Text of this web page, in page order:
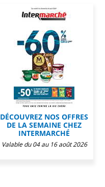
DÉCOUVREZ NOS OFFRES
DE LA SEMAINE CHEZ
INTERMARCHÉ
Valable du 04 au 16 août 2026